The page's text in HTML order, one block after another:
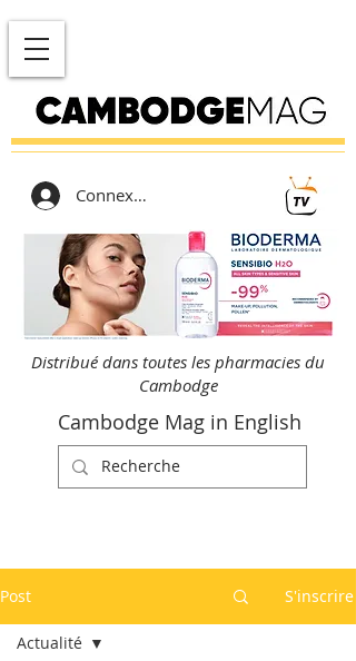
Connexion
Distribué dans toutes les pharmacies du
Cambodge
Cambodge Mag in English
Post S'inscrire
Actualité